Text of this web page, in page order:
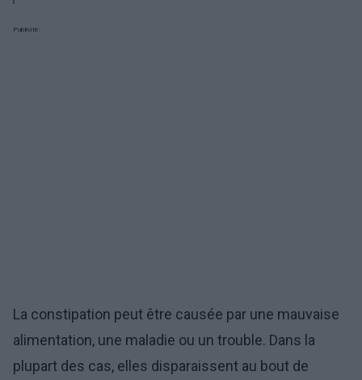
Publicité:
La constipation peut être causée par une mauvaise
alimentation, une maladie ou un trouble. Dans la
plupart des cas, elles disparaissent au bout de